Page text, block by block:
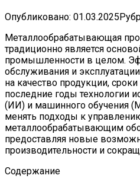
Опубликовано: 01.03.2025
Металлообрабатывающая
традиционно является
промышленности в целом.
обслуживания и
на качество продукции,
последние годы технологии
(ИИ) и машинного обучения
менять подходы к
металлообрабатывающим
предоставляя новые
производительности и
Содержание